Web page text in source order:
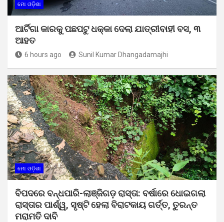
ମୋ ଓଡ଼ିଶା
ଆର୍ଟିଗା କାରକୁ ପଛପଟୁ ଧକ୍କା ଦେଲା ଯାତ୍ରୀବାହୀ ବସ, ୩
ଆହତ
6 hours ago Sunil Kumar Dhangadamajhi
ମୋ ଓଡ଼ିଶା
ବିପଦରେ ବନ୍ଧପାରି-ଲାଞ୍ଜିଗଡ଼ ରାସ୍ତା: ବର୍ଷାରେ ଧୋଇଗଲା
ରାସ୍ତାର ପାର୍ଶ୍ୱ, ସୃଷ୍ଟି ହେଲା ବିରାଟକାୟ ଗର୍ତ୍ତ, ତୁରନ୍ତ
ମରାମତି ଦାବି